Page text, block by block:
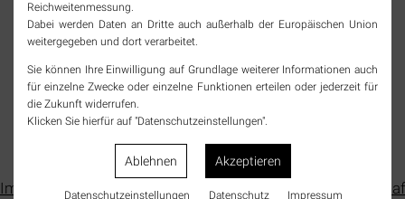
Jetzt Tourismus Rheinfelden (Baden) folgen und
immer top informiert bleiben!
instagram
facebook
Navigation
Impressum Presse- Datenschutzerklärung AGB
Reichweitenmessung.
Dabei werden Daten an Dritte auch außerhalb der Europäischen Union
weitergegeben und dort verarbeitet.
Sie können Ihre Einwilligung auf Grundlage weiterer Informationen auch
für einzelne Zwecke oder einzelne Funktionen erteilen oder jederzeit für
die Zukunft widerrufen.
Klicken Sie hierfür auf "Datenschutzeinstellungen".
Ablehnen Akzeptieren
Datenschutz­einstellungen Datenschutz Impressum